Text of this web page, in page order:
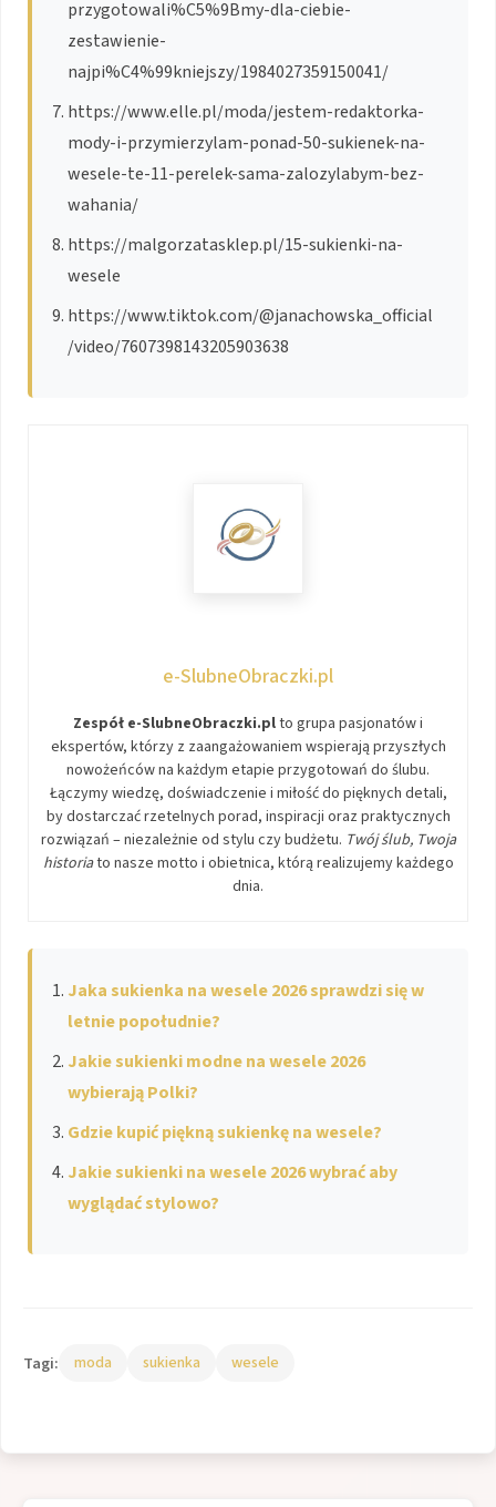
przygotowali%C5%9Bmy-dla-ciebie-
zestawienie-
najpi%C4%99kniejszy/1984027359150041/
https://www.elle.pl/moda/jestem-redaktorka-
mody-i-przymierzylam-ponad-50-sukienek-na-
wesele-te-11-perelek-sama-zalozylabym-bez-
wahania/
https://malgorzatasklep.pl/15-sukienki-na-
wesele
https://www.tiktok.com/@janachowska_official
/video/7607398143205903638
e-SlubneObraczki.pl
Zespół e-SlubneObraczki.plto grupa pasjonatów i
ekspertów, którzy z zaangażowaniem wspierają przyszłych
nowożeńców na każdym etapie przygotowań do ślubu.
Łączymy wiedzę, doświadczenie i miłość do pięknych detali,
by dostarczać rzetelnych porad, inspiracji oraz praktycznych
rozwiązań – niezależnie od stylu czy budżetu. Twój ślub, Twoja
historiato nasze motto i obietnica, którą realizujemy każdego
dnia.
Jaka sukienka na wesele 2026 sprawdzi się w
letnie popołudnie?
Jakie sukienki modne na wesele 2026
wybierają Polki?
Gdzie kupić piękną sukienkę na wesele?
Jakie sukienki na wesele 2026 wybrać aby
wyglądać stylowo?
Tagi: moda sukienka wesele